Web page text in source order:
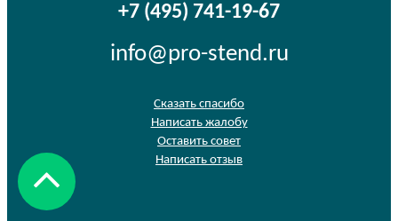
+7 (495) 741-19-67
info@pro-stend.ru
Сказать спасибо
Написать жалобу
Оставить совет
Написать отзыв